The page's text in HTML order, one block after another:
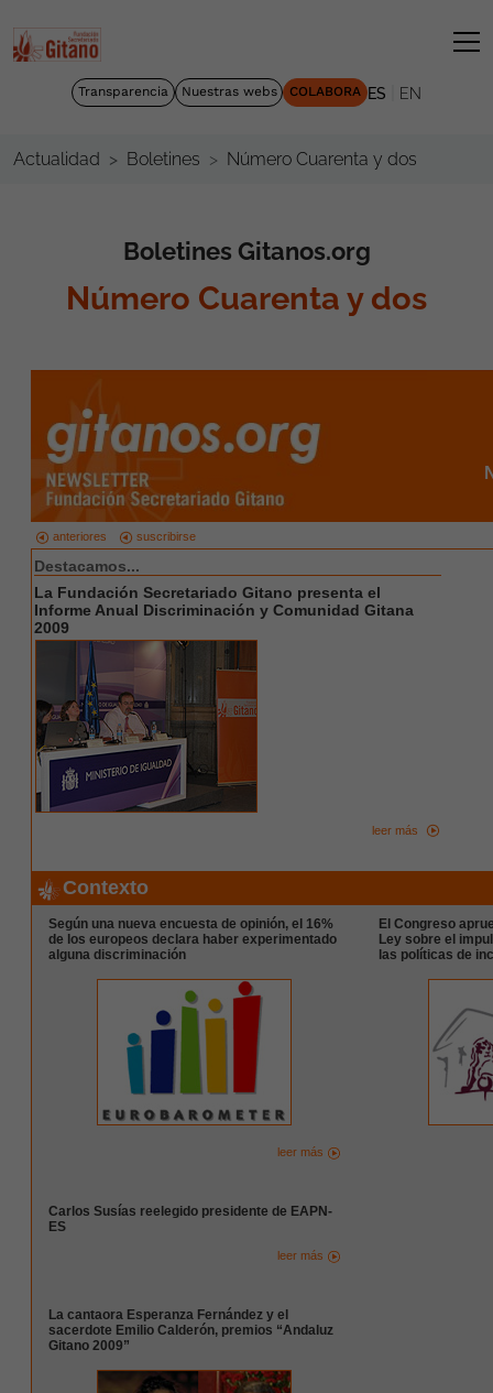
Transparencia Nuestras webs COLABORA ES EN
Actualidad Boletines Número Cuarenta y dos
Boletines Gitanos.org
Número Cuarenta y dos
anteriores suscribirse
Destacamos...
La Fundación Secretariado Gitano presenta el
Informe Anual Discriminación y Comunidad Gitana
2009
leer más
Contexto
Según una nueva encuesta de opinión, el 16%
de los europeos declara haber experimentado
alguna discriminación
leer más
El Congreso
Ley sobre el
las políticas de
Carlos Susías reelegido presidente de EAPN-
ES
leer más
La cantaora Esperanza Fernández y el
sacerdote Emilio Calderón, premios “Andaluz
Gitano 2009”